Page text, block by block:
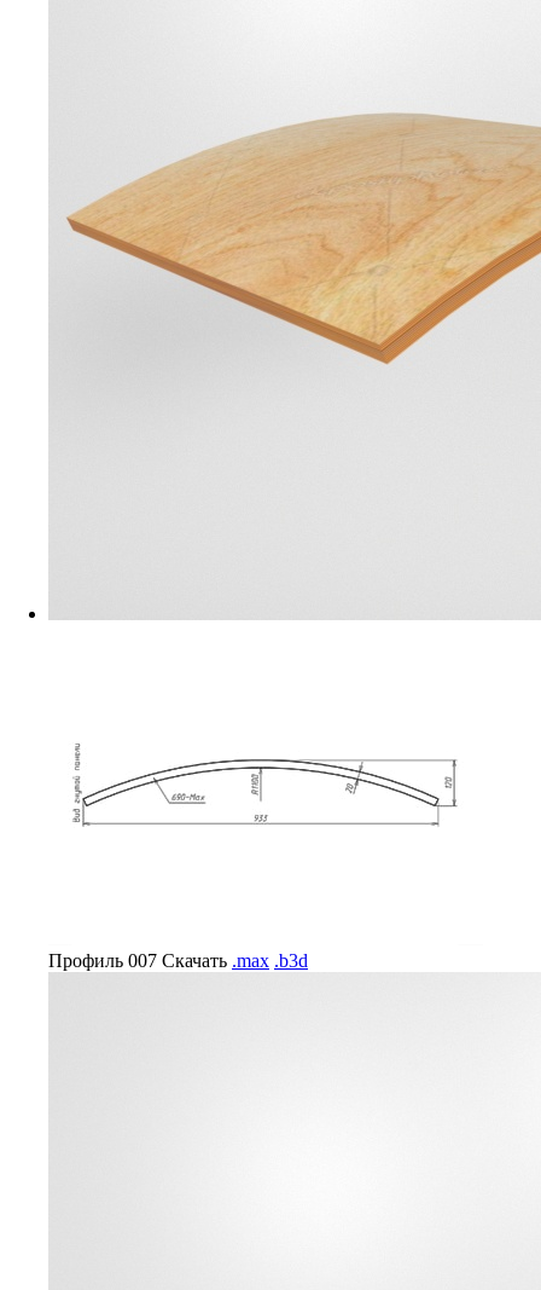
Профиль 007 Скачать .max .b3d